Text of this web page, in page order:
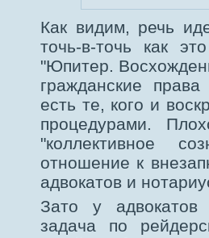
Как видим, речь
точь-в-точь как
"Юпитер.
гражданские
есть те, кого и
процедурами.
"коллективное
отношение к
адвокатов и
Зато у адвокатов
задача по